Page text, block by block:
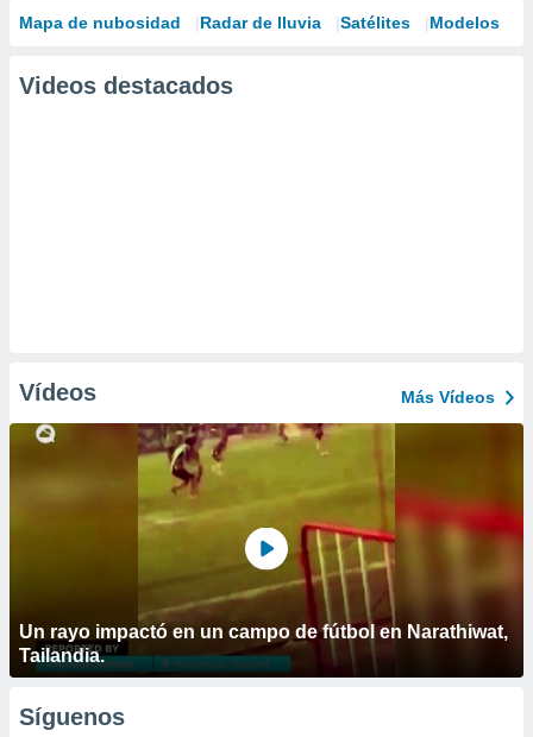
Mapa de nubosidad Radar de lluvia Satélites Modelos
Videos destacados
Vídeos Más Vídeos
Un rayo impactó en un campo de fútbol en Narathiwat,
Tailandia.
Síguenos